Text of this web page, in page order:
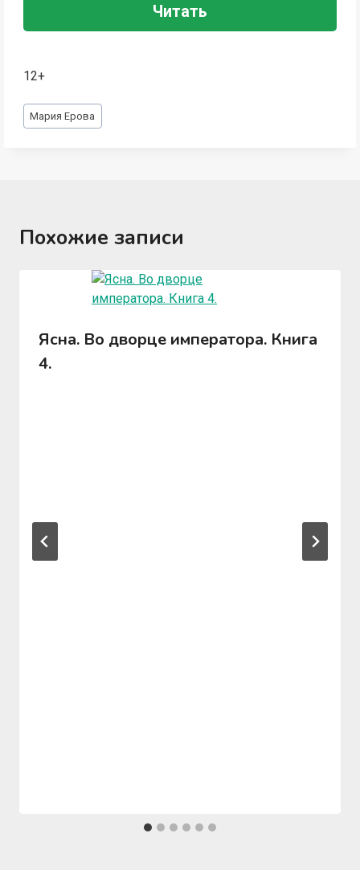
Читать
12+
Метки
записи:
Мария Ерова
Похожие записи
Ясна. Во дворце императора. Книга
4.